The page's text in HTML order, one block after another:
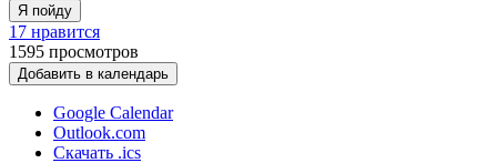
Я пойду
17 нравится
1595 просмотров
Добавить в календарь
Google Calendar
Outlook.com
Скачать .ics